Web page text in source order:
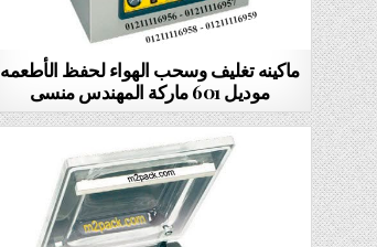
ماكينه تغليف وسحب الهواء لحفظ الأطعمه
موديل 601 ماركة المهندس منسى